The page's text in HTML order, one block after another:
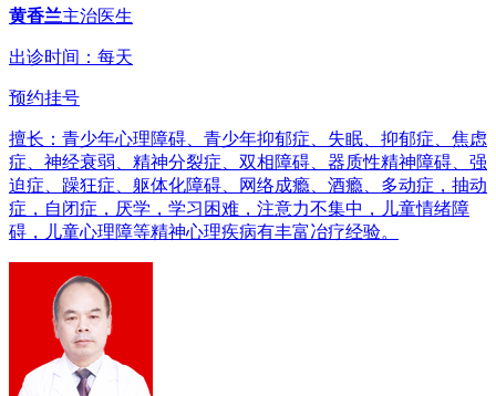
黄香兰主治医生
出诊时间：每天
预约挂号
擅长：青少年心理障碍、青少年抑郁症、失眠、抑郁症、焦虑
症、神经衰弱、精神分裂症、双相障碍、器质性精神障碍、强
迫症、躁狂症、躯体化障碍、网络成瘾、酒瘾、多动症，抽动
症，自闭症，厌学，学习困难，注意力不集中，儿童情绪障
碍，儿童心理障等精神心理疾病有丰富冶疗经验。